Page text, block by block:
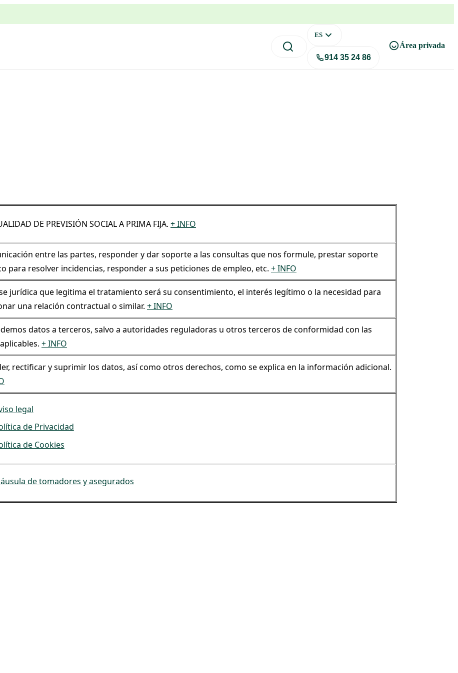
Buscar...
ES
914 35 24 86
Área privada
DE PREVISIÓN SOCIAL A PRIMA FIJA. + INFO
entre las partes, responder y dar soporte a las consultas que nos formule, prestar soporte
para resolver incidencias, responder a sus peticiones de empleo, etc. + INFO
jurídica que legitima el tratamiento será su consentimiento, el interés legítimo o la necesidad para
una relación contractual o similar. + INFO
datos a terceros, salvo a autoridades reguladoras u otros terceros de conformidad con las
+ INFO
rectificar y suprimir los datos, así como otros derechos, como se explica en la información adicional.
legal
de Privacidad
de Cookies
de tomadores y asegurados